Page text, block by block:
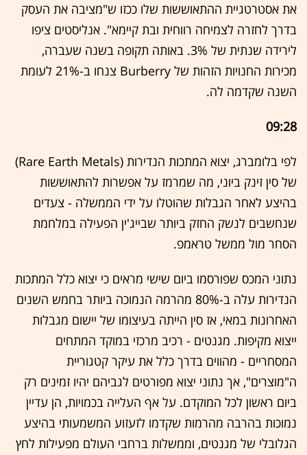
את אסטרטגיית ההתאוששות שלו ככזו ש"מציבה את העסק
בדרך לחזרה לצמיחה רווחית ובת קיימא". אנליסטים ציפו
לירידה שנתית של 3%. באותה תקופה בשנה שעברה,
מכירות החנויות הזהות של Burberry צנחו ב-21% לעומת
השנה שקדמה לה.
09:28
לפי בלומברג, יצוא המתכות הנדירות (Rare Earth Metals)
של סין זינק ביוני, מה שמרמז על אפשרות להתאוששות
בהיצע לאחר הגבלות שהוטלו על ידי הממשלה - צעדים
שנחשבים לנשק החזק ביותר שבייג'ין הפעילה במלחמת
הסחר מול ממשל טראמפ.
נתוני המכס שפורסמו ביום שישי מראים כי יצוא כלל המתכות
הנדירות עלה ב-80% מהרמה הנמוכה ביותר בחמש השנים
האחרונות במאי, אז סין הייתה בעיצומו של יישום מגבלות
ייצוא מקיפות. מגנטים - רכיב מרכזי במוקד המתחים
המסחריים - מהווים בדרך כלל את עיקר קטגוריית
ה"מוצרים", אך נתוני יצוא מפורטים לגביהם יהיו זמינים רק
ביום ראשון לכל המוקדם. על אף העלייה בכמויות, הן עדיין
נמוכות בהרבה מהרמות שקדמו לזעזוע המשמעותי בהיצע
הגלובלי של מגנטים, וממשלות ברחבי העולם מפעילות לחץ